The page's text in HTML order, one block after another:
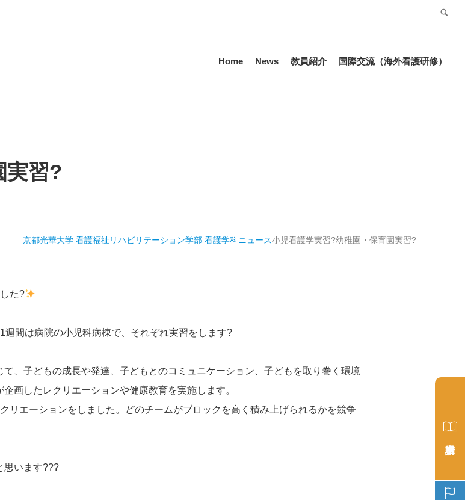
Home News 教員紹介 国際交流（海外看護研修）
実習?
京都光華大学 看護福祉リハビリテーション学部 看護学科ニュース小児看護学実習?幼稚園・保育園実習?
た?
間は病院の小児科病棟で、それぞれ実習をします?
、子どもの成長や発達、子どもとのコミュニケーション、子どもを取り巻く環境
画したレクリエーションや健康教育を実施します。
リエーションをしました。どのチームがブロックを高く積み上げられるかを競争
思います???